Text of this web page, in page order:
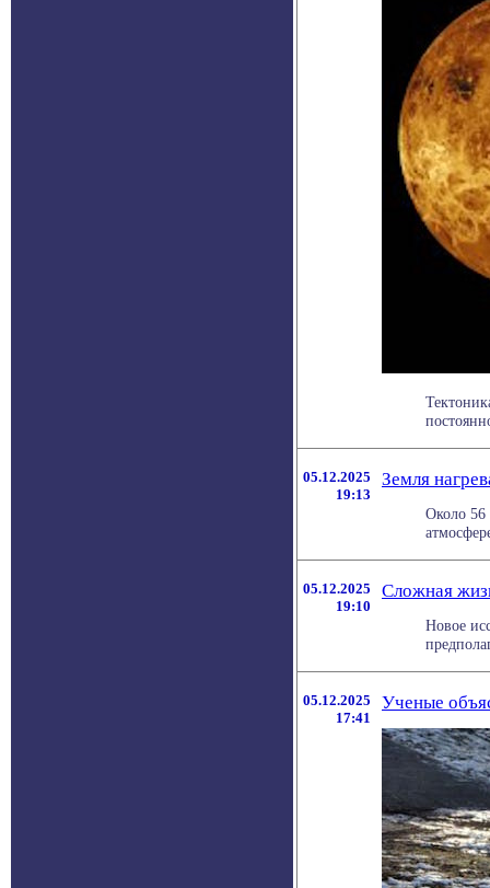
05.12.2025
19:13
Земля
Около 56
05.12.2025
19:10
Сложная
Новое
05.12.2025
17:41
Ученые